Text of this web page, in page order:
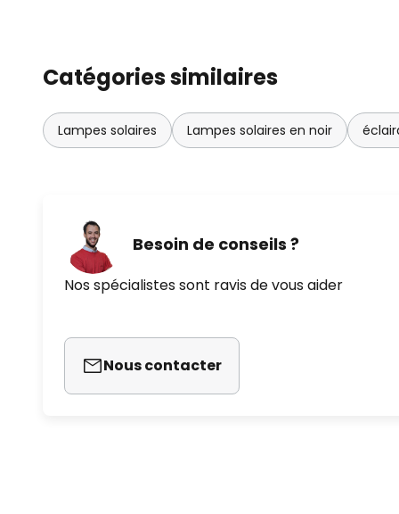
Catégories similaires
Lampes solaires Lampes solaires en noir
Besoin de conseils ?
Nos spécialistes sont ravis de vous aider
Nous contacter